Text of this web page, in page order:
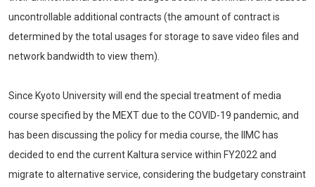
uncontrollable additional contracts (the amount of contract is
determined by the total usages for storage to save video files and
network bandwidth to view them).
Since Kyoto University will end the special treatment of media
course specified by the MEXT due to the COVID-19 pandemic, and
has been discussing the policy for media course, the IIMC has
decided to end the current Kaltura service within FY2022 and
migrate to alternative service, considering the budgetary constraint